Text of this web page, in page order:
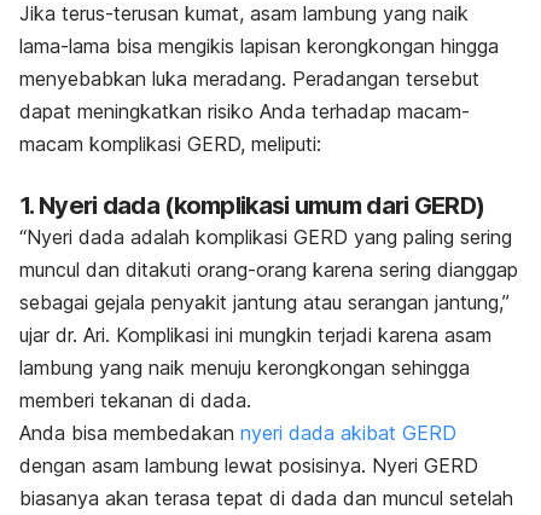
Jika terus-terusan kumat, asam lambung yang naik
lama-lama bisa mengikis lapisan kerongkongan hingga
menyebabkan luka meradang. Peradangan tersebut
dapat meningkatkan risiko Anda terhadap macam-
macam komplikasi GERD, meliputi:
1. Nyeri dada (komplikasi umum dari GERD)
“Nyeri dada adalah komplikasi GERD yang paling sering
muncul dan ditakuti orang-orang karena sering dianggap
sebagai gejala penyakit jantung atau serangan jantung,”
ujar dr. Ari. Komplikasi ini mungkin terjadi karena asam
lambung yang naik menuju kerongkongan sehingga
memberi tekanan di dada.
Anda bisa membedakan nyeri dada akibat GERD
dengan asam lambung lewat posisinya. Nyeri GERD
biasanya akan terasa tepat di dada dan muncul setelah